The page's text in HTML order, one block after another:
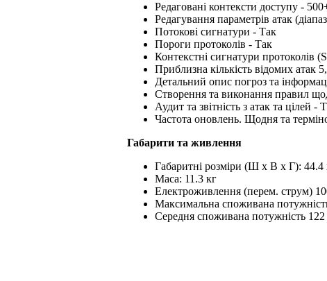
Редаговані контексти доступу -
Редагування параметрів атак
Потокові сигнатури - Так
Пороги протоколів - Так
Контекстні сигнатури протоколів
Приблизна кількість відомих атак
Детальний опис погроз та
Створення та виконання правил
Аудит та звітність з атак та цілей -
Частота оновлень. Щодня та
Габарити та живлення
Габаритні розміри (Ш x В x Г): 44.4
Маса: 11.3 кг
Електроживлення (перем. струм)
Максимальна споживана
Середня споживана потужність